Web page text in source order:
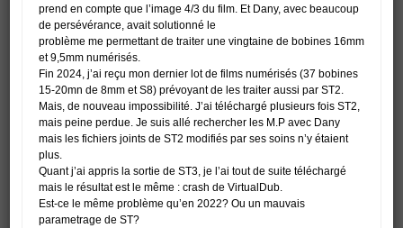
prend en compte que l’image 4/3 du film. Et Dany, avec beaucoup
de persévérance, avait solutionné le
problème me permettant de traiter une vingtaine de bobines 16mm
et 9,5mm numérisés.
Fin 2024, j’ai reçu mon dernier lot de films numérisés (37 bobines
15-20mn de 8mm et S8) prévoyant de les traiter aussi par ST2.
Mais, de nouveau impossibilité. J’ai téléchargé plusieurs fois ST2,
mais peine perdue. Je suis allé rechercher les M.P avec Dany
mais les fichiers joints de ST2 modifiés par ses soins n’y étaient
plus.
Quant j’ai appris la sortie de ST3, je l’ai tout de suite téléchargé
mais le résultat est le même : crash de VirtualDub.
Est-ce le même problème qu’en 2022? Ou un mauvais
parametrage de ST?